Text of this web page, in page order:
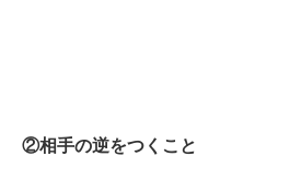
②相手の逆をつくこと